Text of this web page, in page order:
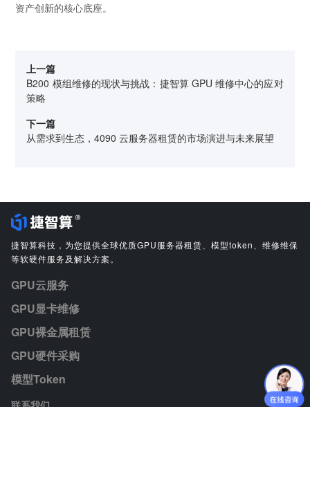
资产创新的核心底座。
上一篇
B200 模组维修的现状与挑战：捷智算 GPU 维修中心的应对
策略
下一篇
从需求到生态，4090 云服务器租赁的市场演进与未来展望
捷智算科技，为您提供全球优质GPU服务器租赁、模型token、维修维保
等软硬件服务及解决方案。
GPU云服务
GPU显卡维修
GPU裸金属租赁
GPU硬件采购
模型Token
联系我们